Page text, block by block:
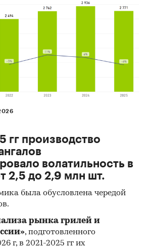
гг производство
волатильность в
2,5 до 2,9 млн шт.
была обусловлена чередой
рынка грилей и
, подготовленного
г, в 2021-2025 гг их